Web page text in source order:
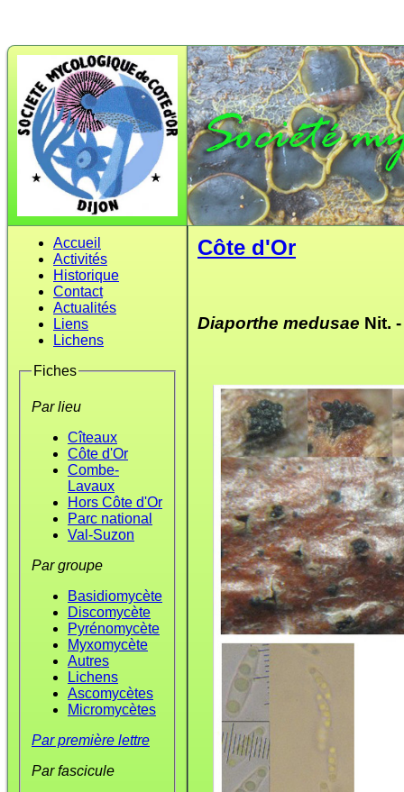
Accueil
Activités
Historique
Contact
Actualités
Liens
Lichens
Fiches
Par lieu
Cîteaux
Côte d'Or
Combe-
Lavaux
Hors Côte d'Or
Parc national
Val-Suzon
Par groupe
Basidiomycète
Discomycète
Pyrénomycète
Myxomycète
Autres
Lichens
Ascomycètes
Micromycètes
Par première lettre
Par fascicule
Côte d'Or
Diaporthe medusae Nit.